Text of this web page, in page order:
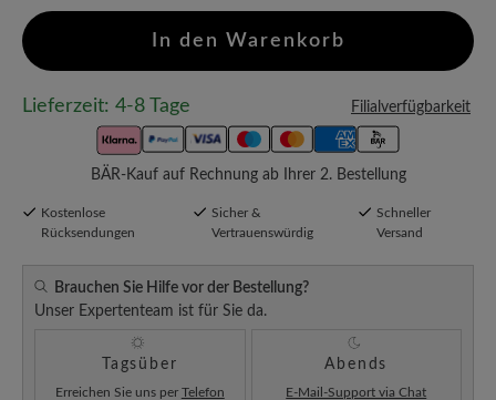
In den Warenkorb
Lieferzeit: 4-8 Tage Filialverfügbarkeit
BÄR-Kauf auf Rechnung ab Ihrer 2. Bestellung
Kostenlose
Rücksendungen
Sicher &
Vertrauenswürdig
Schneller
Versand
Brauchen Sie Hilfe vor der Bestellung?
Unser Expertenteam ist für Sie da.
Tagsüber
Erreichen Sie uns per Telefon
Abends
E-Mail-Support via Chat